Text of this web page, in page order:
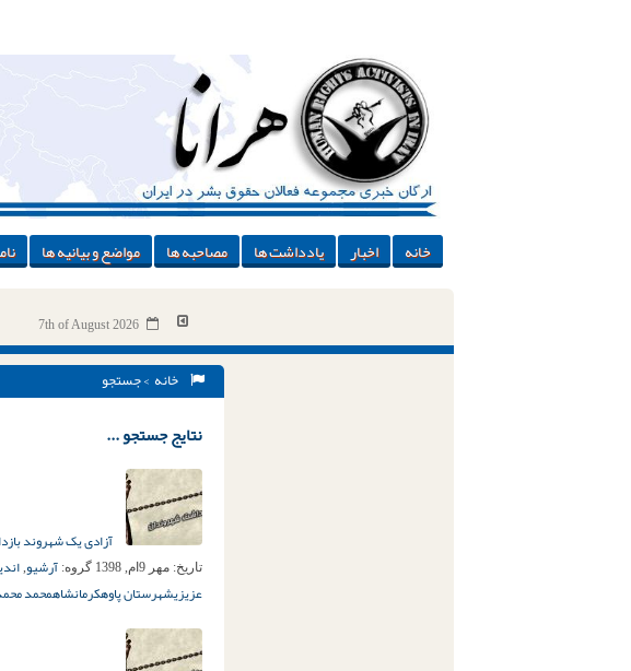
خانه اخبار یادداشت ها مصاحبه ها مواضع و بیانیه ها
7th of August 2026
خانه > جستجو
نتایج جستجو ...
آزادی یک شهروند
تاریخ: مهر 9ام, 1398 گروه: آرشیو,
عزیزیشهرستان پاوهکرمانشاهمحمد